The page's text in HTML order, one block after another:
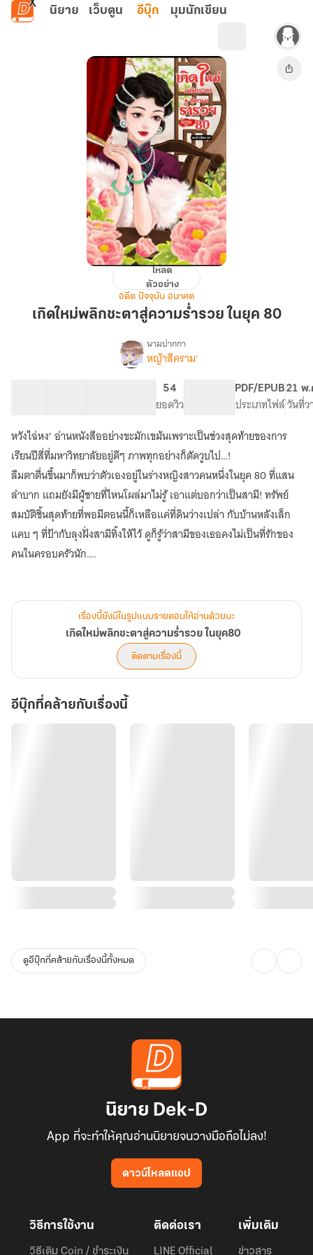
ข้ามไปยังเนื้อหาหลัก
นิยาย เว็บตูน อีบุ๊ก มุมนักเขียน
พลิก
โหลด
ตัวอย่าง
อดีต ปัจจุบัน อนาคต
เกิดใหม่พลิกชะตาสู่ความร่ำรวย ในยุค 80
เรื่อง
เกิด
ใหม่
พลิก
ชะตา
สู่
ความ
ร่ำรวย
ใน
ยุค80
นามปากกา
หญ้าสีคราม'
54
ยอดวิว
PDF/EPUB
ประเภทไฟล์
21 พ
วันที่ว
หวังไฉ่หง’ อ่านหนังสืออย่างขะมักเขม้นเพราะเป็นช่วงสุดท้ายของการ
เรียนปีสี่ที่มหาวิทยาลัยอยู่ดีๆ ภาพทุกอย่างก็ตัดวูบไป…!
ลืมตาตื่นขึ้นมาก็พบว่าตัวเองอยู่ในร่างหญิงสาวคนหนึ่งในยุค 80 ที่แสน
ลำบาก แถมยังมีผู้ชายที่ไหนโผล่มาไม่รู้ เอาแต่บอกว่าเป็นสามี! ทรัพย์
สมบัติชิ้นสุดท้ายที่พอมีตอนนี้ก็เหลือแค่ที่ดินว่างเปล่า กับบ้านหลังเล็ก
แคบ ๆ ที่ป้ากับลุงฝั่งสามีทิ้งให้ไว้ ดูก็รู้ว่าสามีของเธอคงไม่เป็นที่รักของ
คนในครอบครัวนัก….
เรื่องนี้ยังมีในรูปแบบรายตอนให้อ่านด้วยนะ
เกิดใหม่พลิกชะตาสู่ความร่ำรวย ในยุค80
ติดตามเรื่องนี้
อีบุ๊กที่คล้ายกับเรื่องนี้
ดูอีบุ๊กที่คล้ายกับเรื่องนี้ทั้งหมด
นิยาย Dek-D
App ที่จะทำให้คุณอ่านนิยายจนวางมือถือไม่ลง!
ดาวน์โหลดแอป
วิธีการใช้งาน
วิธีเติม Coin / ชำระเงิน
ติดต่อเรา
LINE Official
เพิ่มเติม
ข่าวสาร